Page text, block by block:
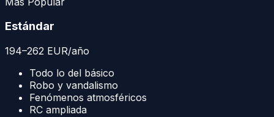
Estándar
194–262 EUR/año
Todo lo del básico
Robo y vandalismo
Fenómenos atmosféricos
RC ampliada